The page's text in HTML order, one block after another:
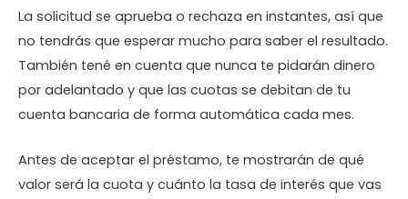
La solicitud se aprueba o rechaza en instantes, así que
no tendrás que esperar mucho para saber el resultado.
También tené en cuenta que nunca te pidarán dinero
por adelantado y que las cuotas se debitan de tu
cuenta bancaria de forma automática cada mes.
Antes de aceptar el préstamo, te mostrarán de qué
valor será la cuota y cuánto la tasa de interés que vas